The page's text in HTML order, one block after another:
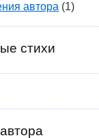
автора (1)
стихи